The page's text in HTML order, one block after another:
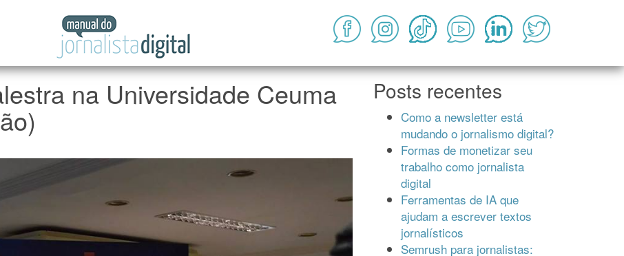
do
Jornalista
Digital
na Universidade Ceuma Posts recentes
Como a newsletter está
mudando o jornalismo digital?
Formas de monetizar seu
trabalho como jornalista
digital
Ferramentas de IA que
ajudam a escrever textos
jornalísticos
Semrush para jornalistas: